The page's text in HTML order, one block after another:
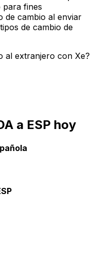
para fines
de cambio al enviar
de cambio de
al extranjero con Xe?
a ESP hoy